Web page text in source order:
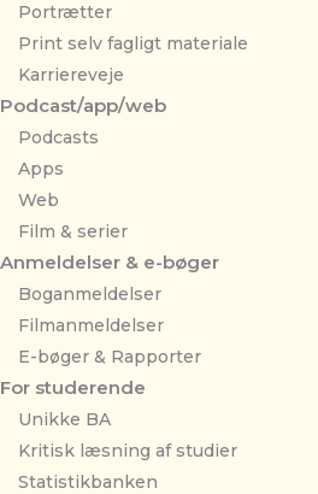
Portrætter
Print selv fagligt materiale
Karriereveje
Podcast/app/web
Podcasts
Apps
Web
Film & serier
Anmeldelser & e-bøger
Boganmeldelser
Filmanmeldelser
E-bøger & Rapporter
For studerende
Unikke BA
Kritisk læsning af studier
Statistikbanken